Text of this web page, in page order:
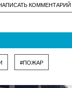
КОММЕНТАРИЙ
#ПОЖАР